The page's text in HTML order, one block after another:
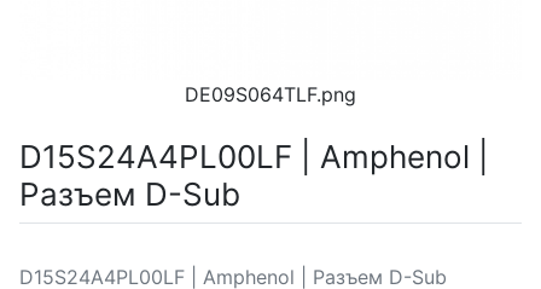
DE09S064TLF.png
D15S24A4PL00LF | Amphenol |
Разъем D-Sub
D15S24A4PL00LF | Amphenol | Разъем D-Sub